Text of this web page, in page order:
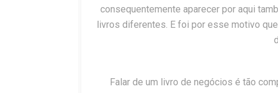
consequentemente aparecer por aqui
livros diferentes. E foi por esse motivo que
Falar de um livro de negócios é tão